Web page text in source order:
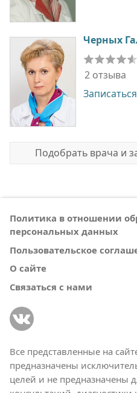
Черных
2 отзыва
Записаться
Подобрать врача и
Политика в отношении
персональных данных
Пользовательское
О сайте
Связаться с нами
Все представленные на
предназначены
целей и не предназначены